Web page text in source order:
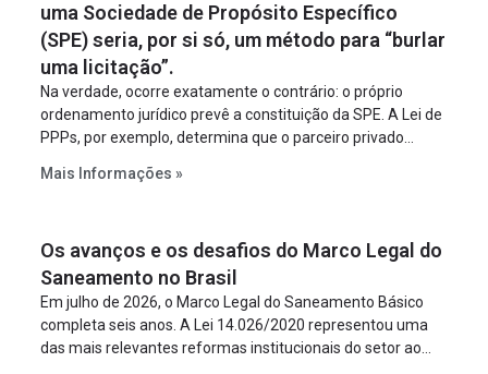
uma Sociedade de Propósito Específico
(SPE) seria, por si só, um método para “burlar
uma licitação”.
Na verdade, ocorre exatamente o contrário: o próprio
ordenamento jurídico prevê a constituição da SPE. A Lei de
PPPs, por exemplo, determina que o parceiro privado
empreendimento. Ou seja, a suposta “fraude à licitação” é
projeto a projeto.
Mais Informações »
Os avanços e os desafios do Marco Legal do
Saneamento no Brasil
Em julho de 2026, o Marco Legal do Saneamento Básico
completa seis anos. A Lei 14.026/2020 representou uma
das mais relevantes reformas institucionais do setor ao